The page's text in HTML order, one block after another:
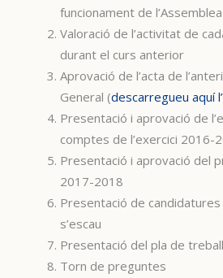
funcionament de l’Assemblea
Valoració de l’activitat de
durant el curs anterior
Aprovació de l’acta de
General (descarregueu aquí
Presentació i aprovació de
comptes de l’exercici 2016-
Presentació i aprovació del
2017-2018
Presentació de
s’escau
Presentació del pla de
Torn de preguntes